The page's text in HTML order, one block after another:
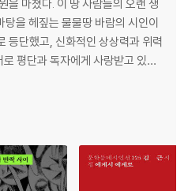
을 마쳤다. 이 땅 사람들의 오랜 생
을 헤짚는 물물땅 바람의 시인이
등단했고, 신화적인 상상력과 위력
평단과 독자에게 사랑받고 있다.
트로 시와 대중음악에 대한 영상
년의 외출》, 《구름극장에서 만나